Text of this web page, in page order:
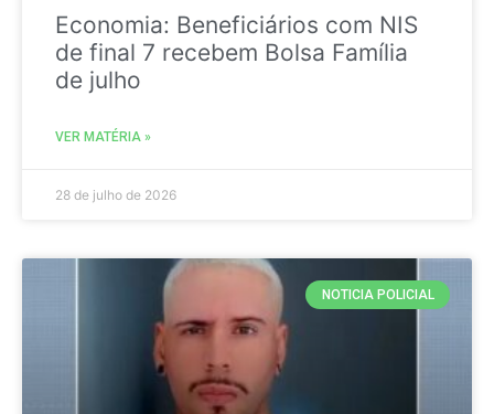
Economia: Beneficiários com NIS
de final 7 recebem Bolsa Família
de julho
VER MATÉRIA »
28 de julho de 2026
NOTICIA POLICIAL